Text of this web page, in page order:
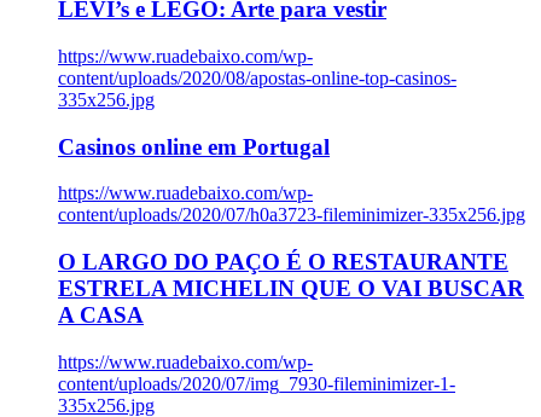
LEVI’s e LEGO: Arte para vestir
https://www.ruadebaixo.com/wp-
content/uploads/2020/08/apostas-online-top-casinos-
335x256.jpg
Casinos online em Portugal
https://www.ruadebaixo.com/wp-
content/uploads/2020/07/h0a3723-fileminimizer-335x256.jpg
O LARGO DO PAÇO É O RESTAURANTE
ESTRELA MICHELIN QUE O VAI BUSCAR
A CASA
https://www.ruadebaixo.com/wp-
content/uploads/2020/07/img_7930-fileminimizer-1-
335x256.jpg